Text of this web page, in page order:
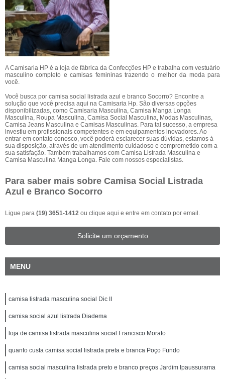
A Camisaria HP é a loja de fábrica da Confecções HP e trabalha com vestuário
masculino completo e camisas femininas trazendo o melhor da moda para
você.
Você busca por camisa social listrada azul e branco Socorro? Encontre a
solução que você precisa aqui na Camisaria Hp. São diversas opções
disponibilizadas, como Camisaria Masculina, Camisa Manga Longa
Masculina, Roupa Masculina, Camisa Social Masculina, Modas Masculinas,
Camisa Jeans Masculina e Camisas Masculinas. Para tal sucesso, a empresa
investiu em profissionais competentes e em equipamentos inovadores. Ao
entrar em contato conosco, você poderá esclarecer suas dúvidas, estamos à
sua disposição, através de um atendimento cuidadoso e comprometido com a
sua satisfação. Também trabalhamos com Camisa Listrada Masculina e
Camisa Masculina Manga Longa. Fale com nossos especialistas.
Para saber mais sobre Camisa Social Listrada
Azul e Branco Socorro
Ligue para (19) 3651-1412 ou clique aqui e entre em contato por email.
Solicite um orçamento
MENU
camisa listrada masculina social Dic II
camisa social azul listrada Diadema
loja de camisa listrada masculina social Francisco Morato
quanto custa camisa social listrada preta e branca Poço Fundo
camisa social masculina listrada preto e branco preços Jardim Ipaussurama